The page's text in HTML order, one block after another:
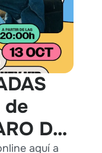
de
DE
aquí a